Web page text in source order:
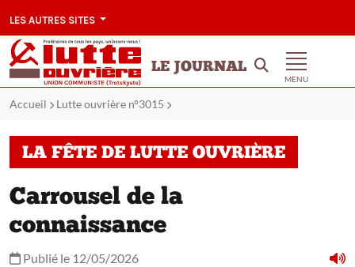
LES AUTRES SITES
LE JOURNAL
MENU
Accueil Lutte ouvrière n°3015
LA FÊTE DE LUTTE OUVRIÈRE
Carrousel de la
connaissance
Publié le 12/05/2026